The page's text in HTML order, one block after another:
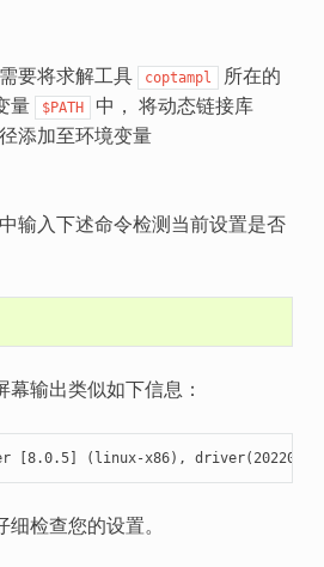
要将求解工具 coptampl
所在的
量
$PATH 中， 将动态链接库
添加至环境变量
输入下述命令检测当前设置是否
输出类似如下信息：
[8.0.5] (linux-x86),
检查您的设置。